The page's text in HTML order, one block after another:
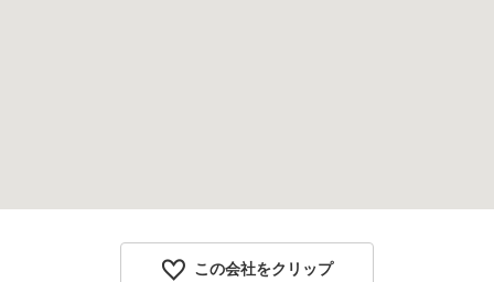
この会社をクリップ